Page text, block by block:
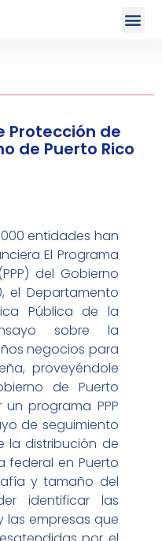
Protección de
de Puerto Rico
entidades han
El Programa
del Gobierno
el Departamento
Pública de la
sobre la
negocios para
proveyéndole
de Puerto
programa PPP
de seguimiento
la distribución de
federal en Puerto
y tamaño del
identificar las
las empresas que